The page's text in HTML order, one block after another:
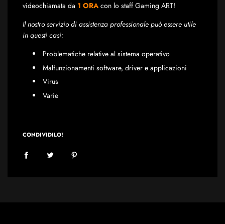
videochiamata da 1 ORA con lo staff Gaming ART!
Il nostro servizio di assistenza professionale può essere utile
in questi casi:
Problematiche relative al sistema operativo
Malfunzionamenti software, driver e applicazioni
Virus
Varie
CONDIVIDILO!